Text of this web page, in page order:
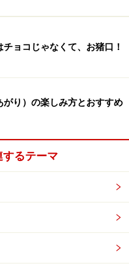
ョコじゃなくて、お猪口！
がり）の楽しみ方とおすすめ
るテーマ